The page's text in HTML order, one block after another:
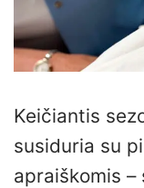
Keičiantis
susiduria su
apraiškomis